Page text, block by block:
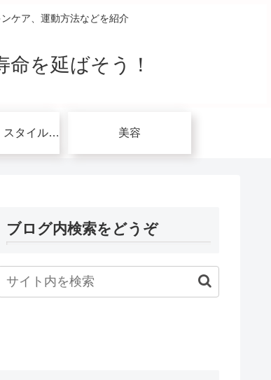
ケア、運動方法などを紹介
を延ばそう！
ダイエット・スタイルアップ関連 美容
ブログ内検索をどうぞ